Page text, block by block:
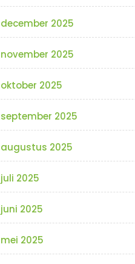
december 2025
november 2025
oktober 2025
september 2025
augustus 2025
juli 2025
juni 2025
mei 2025